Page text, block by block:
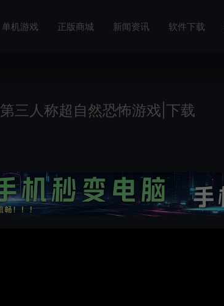
单机游戏 正版商城 新闻资讯 软件下载
三人称超自然恐怖游戏|下载